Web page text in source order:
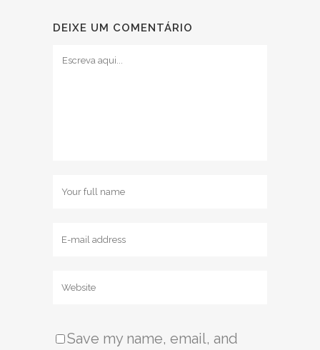
DEIXE UM COMENTÁRIO
Save my name, email, and